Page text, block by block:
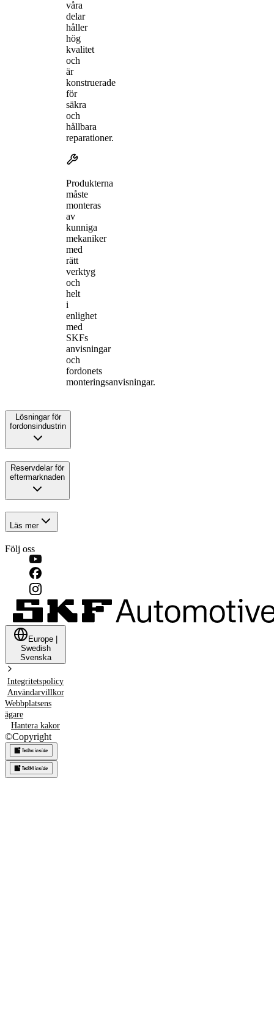
våra
delar
håller
hög
kvalitet
och
är
konstruerade
för
säkra
och
hållbara
reparationer.
Produkterna
måste
monteras
av
kunniga
mekaniker
med
rätt
verktyg
och
helt
i
enlighet
med
SKFs
anvisningar
och
fordonets
monteringsanvisningar.
Lösningar för
fordonsindustrin
Reservdelar för
eftermarknaden
Läs mer
Följ oss
Europe
Swedish
Svenska
Integritetspolicy
Användarvillkor
Webbplatsens
ägare
Hantera kakor
©Copyright